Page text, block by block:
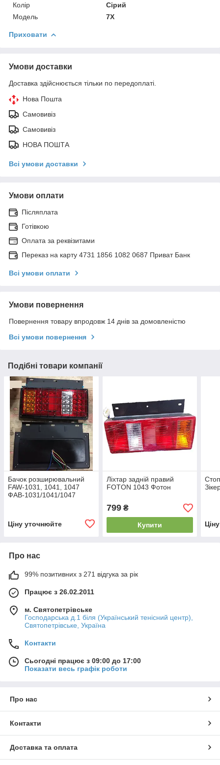
Колір
Сірий
Модель
7X
Приховати
Умови доставки
Доставка здійснюється тільки по передоплаті.
Нова Пошта
Самовивіз
Самовивіз
НОВА ПОШТА
Всі умови доставки
Умови оплати
Післяплата
Готівкою
Оплата за реквізитами
Переказ на карту 4731 1856 1082 0687 Приват Банк
Всі умови оплати
Умови повернення
Повернення товару впродовж 14 днів за домовленістю
Всі умови повернення
Подібні товари компанії
Бачок розширювальний
FAW-1031, 1041, 1047
ФАВ-1031/1041/1047
Ціну уточнюйте
Ліхтар задній правий
FOTON 1043 Фотон
799₴
Купити
Про нас
99% позитивних з 271 відгука за рік
Працює з 26.02.2011
м. Святопетрівське
Господарська д.1 біля (Український тенісний центр),
Святопетрівське, Україна
Контакти
Сьогодні працює з 09:00 до 17:00
Показати весь графік роботи
Про нас
Контакти
Доставка та оплата